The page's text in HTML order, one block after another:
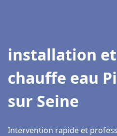
installation
chauffe eau
sur Seine
Intervention rapide et